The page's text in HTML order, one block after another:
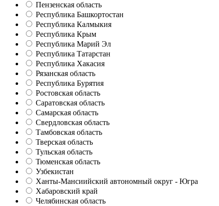
Пензенская область
Республика Башкортостан
Республика Калмыкия
Республика Крым
Республика Марий Эл
Республика Татарстан
Республика Хакасия
Рязанская область
Республика Бурятия
Ростовская область
Саратовская область
Самарская область
Свердловская область
Тамбовская область
Тверская область
Тульская область
Тюменская область
Узбекистан
Ханты-Мансиийский автономный округ - Югра
Хабаровский край
Челябинская область